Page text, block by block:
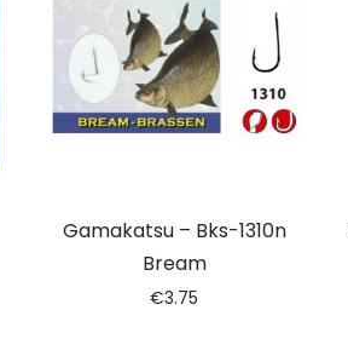
Gamakatsu – Bks-1310n
Bream
€3.75